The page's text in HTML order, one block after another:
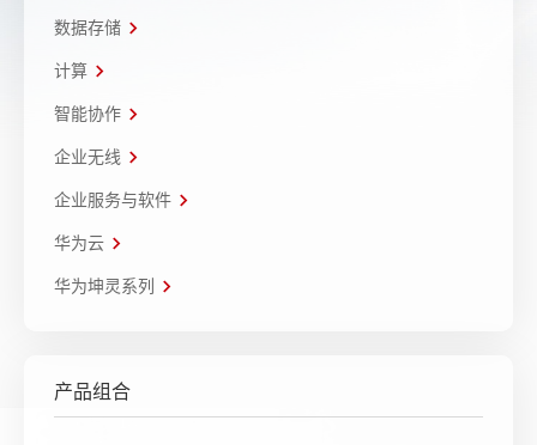
数据存储
计算
智能协作
企业无线
企业服务与软件
华为云
华为坤灵系列
产品组合